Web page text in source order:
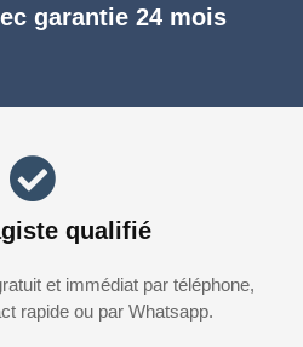
garantie 24 mois
qualifié
et immédiat par téléphone,
rapide ou par Whatsapp.